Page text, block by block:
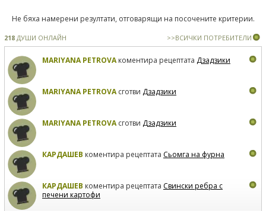
Не бяха намерени резултати, отговарящи на посочените критерии.
218 ДУШИ ОНЛАЙН >>ВСИЧКИ ПОТРЕБИТЕЛИ
MARIYANA PETROVAкоментира рецептата Дзадзики
MARIYANA PETROVAсготви Дзадзики
MARIYANA PETROVAсготви Дзадзики
КАРДАШЕВ коментира рецептата Сьомга на фурна
КАРДАШЕВ коментира рецептата Свински ребра с
печени картофи